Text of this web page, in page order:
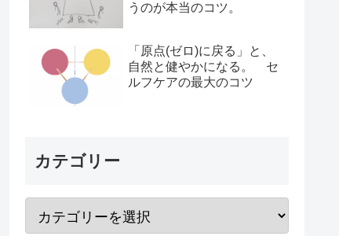
うのが本当のコツ。
「原点(ゼロ)に戻る」と、
自然と健やかになる。 セ
ルフケアの最大のコツ
カテゴリー